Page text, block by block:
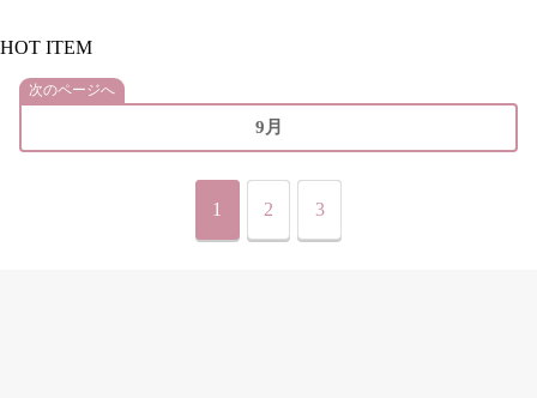
HOT ITEM
次のページへ
9月
1 2 3